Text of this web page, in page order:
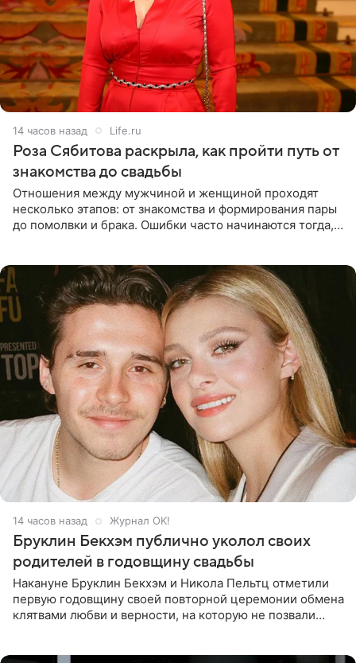
14 часов назад Life.ru
Роза Сябитова раскрыла, как пройти путь от
знакомства до свадьбы
Отношения между мужчиной и женщиной проходят
несколько этапов: от знакомства и формирования пары
до помолвки и брака. Ошибки часто начинаются тогда,
14 часов назад Журнал OK!
Бруклин Бекхэм публично уколол своих
родителей в годовщину свадьбы
Накануне Бруклин Бекхэм и Никола Пельтц отметили
первую годовщину своей повторной церемонии обмена
клятвами любви и верности, на которую не позвали